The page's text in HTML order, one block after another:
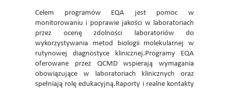
Celem programów EQA jest pomoc w
monitorowaniu i poprawie jakości w laboratoriach
przez ocenę zdolności laboratoriów do
wykorzystywania metod biologii molekularnej w
rutynowej diagnostyce klinicznej.Programy EQA
oferowane przez QCMD wspierają wymagania
obowiązujące w laboratoriach klinicznych oraz
spełniają rolę edukacyjną.Raporty i realne kontakty